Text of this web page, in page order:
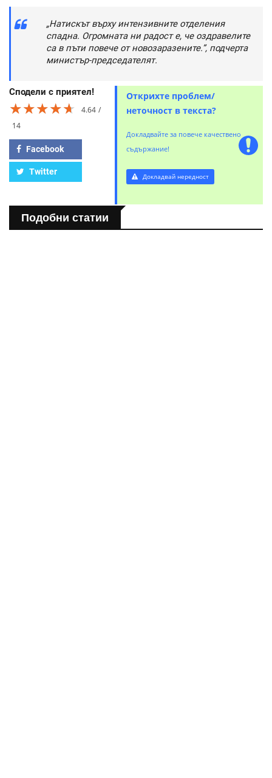
„Натискът върху интензивните отделения
спадна. Огромната ни радост е, че оздравелите
са в пъти повече от новозаразените.”, подчерта
министър-председателят.
Сподели с приятел!
★★★★★
★★★★★
★★★★★
4.64
14
Facebook
Twitter
Открихте проблем/
неточност в текста?
Докладвайте за повече качествено
съдържание!
Докладвай нередност
Подобни статии